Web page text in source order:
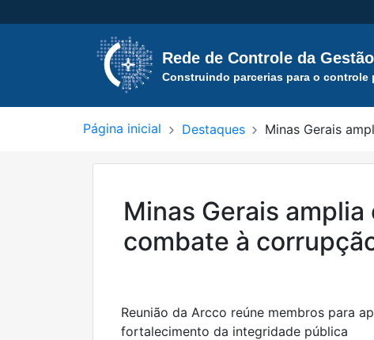
Rede de Controle da
Construindo parcerias para o controle
Página inicial Destaques Minas Gerais
Minas Gerais
combate à
Reunião da Arcco reúne membros para
fortalecimento da integridade pública